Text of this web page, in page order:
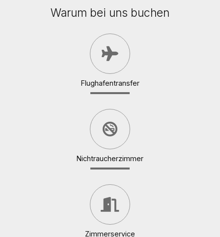
Warum bei uns buchen
Flughafentransfer
Nichtraucherzimmer
Zimmerservice